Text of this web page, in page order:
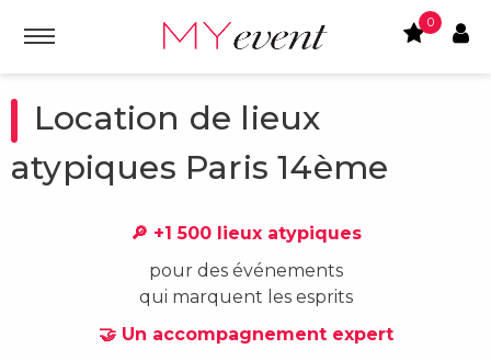
0
Location de lieux
atypiques Paris 14ème
🔎 +1 500 lieux atypiques
pour des événements
qui marquent les esprits
🤝 Un accompagnement expert